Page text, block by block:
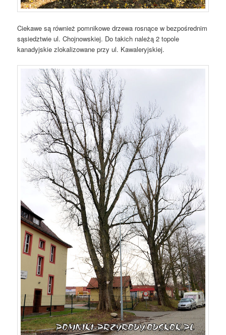
Ciekawe są również pomnikowe drzewa rosnące w bezpośrednim
sąsiedztwie ul. Chojnowskiej. Do takich należą 2 topole
kanadyjskie zlokalizowane przy ul. Kawaleryjskiej.